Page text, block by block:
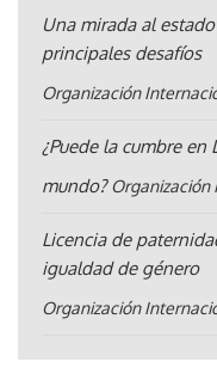
Una mirada al
principales desafíos
Organización
¿Puede la cumbre
mundo? Organización
Licencia de
igualdad de género
Organización